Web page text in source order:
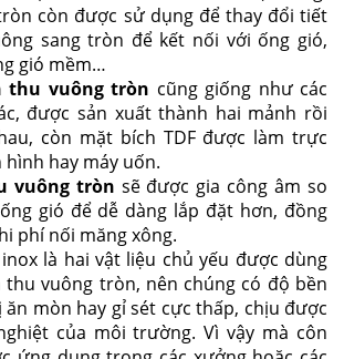
còn được sử dụng để thay đổi tiết
sang tròn để kết nối với ống gió,
gió mềm…
thu vuông tròn cũng giống như các
được sản xuất thành hai mảnh rồi
còn mặt bích TDF được làm trực
hay máy uốn.
vuông tròn sẽ được gia công âm so
gió để dễ dàng lắp đặt hơn, đồng
phí nối măng xông.
là hai vật liệu chủ yếu được dùng
thu vuông tròn, nên chúng có độ bền
ăn mòn hay gỉ sét cực thấp, chịu được
của môi trường. Vì vậy mà côn